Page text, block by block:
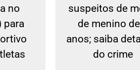
no
para
suspeitos de
de menino
anos; saiba
do crime